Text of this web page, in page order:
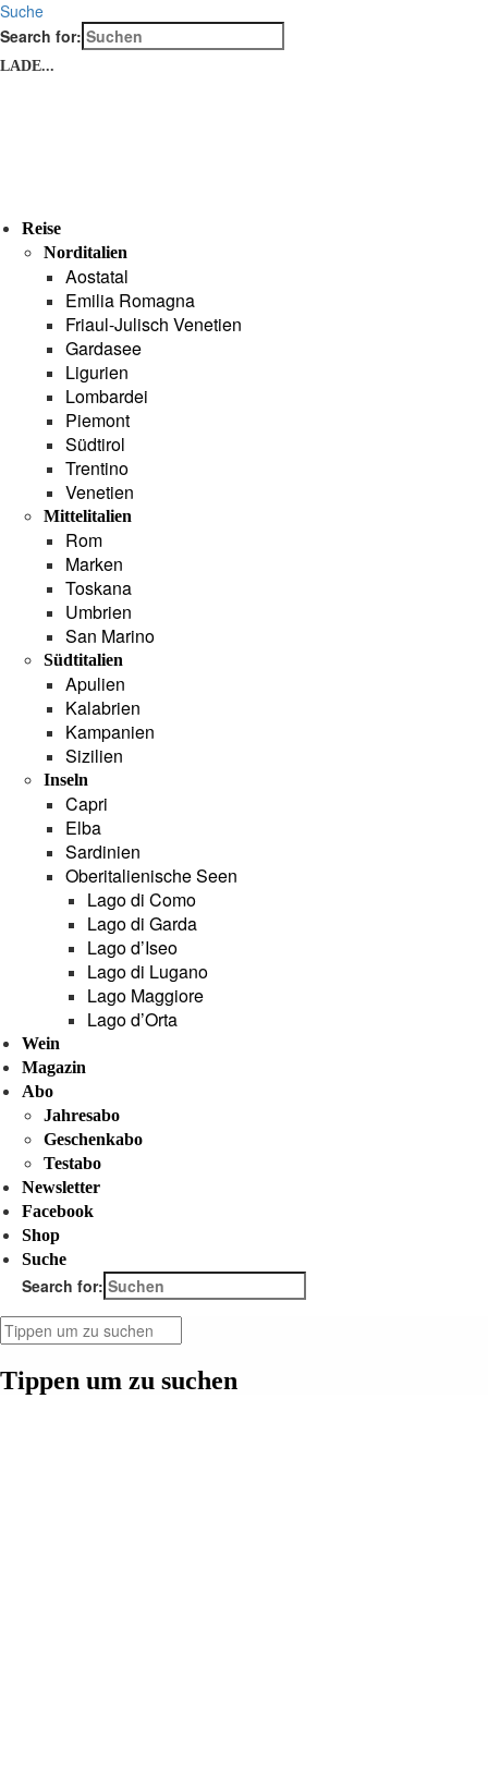
Suche
Search for:
LADE...
Reise
Norditalien
Aostatal
Emilia Romagna
Friaul-Julisch Venetien
Gardasee
Ligurien
Lombardei
Piemont
Südtirol
Trentino
Venetien
Mittelitalien
Rom
Marken
Toskana
Umbrien
San Marino
Südtitalien
Apulien
Kalabrien
Kampanien
Sizilien
Inseln
Capri
Elba
Sardinien
Oberitalienische Seen
Lago di Como
Lago di Garda
Lago d’Iseo
Lago di Lugano
Lago Maggiore
Lago d’Orta
Wein
Magazin
Abo
Jahresabo
Geschenkabo
Testabo
Newsletter
Facebook
Shop
Suche
Search for:
Tippen um zu suchen